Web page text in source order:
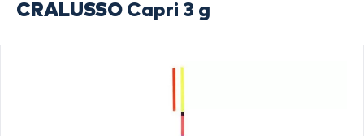
CRALUSSO Capri 3 g